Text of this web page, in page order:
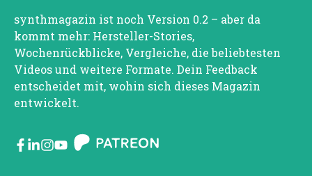
synthmagazin ist noch Version 0.2 – aber da
kommt mehr: Hersteller-Stories,
Wochenrückblicke, Vergleiche, die beliebtesten
Videos und weitere Formate. Dein Feedback
entscheidet mit, wohin sich dieses Magazin
entwickelt.